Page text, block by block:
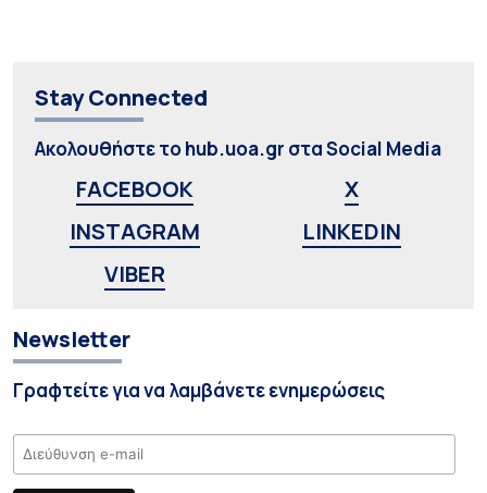
Stay Connected
Ακολουθήστε το hub.uoa.gr στα Social Media
FACEBOOK
X
INSTAGRAM
LINKEDIN
VIBER
Newsletter
Γραφτείτε για να λαμβάνετε ενημερώσεις